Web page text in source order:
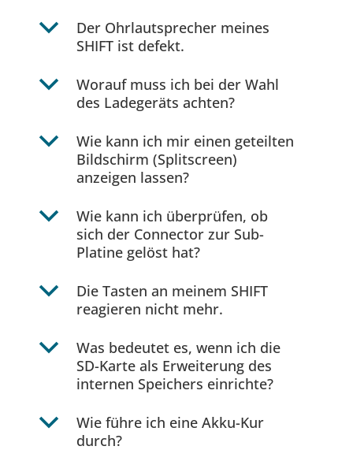
b
Der Ohrlautsprecher meines
SHIFT ist defekt.
b
Worauf muss ich bei der Wahl
des Ladegeräts achten?
b
Wie kann ich mir einen geteilten
Bildschirm (Splitscreen)
anzeigen lassen?
b
Wie kann ich überprüfen, ob
sich der Connector zur Sub-
Platine gelöst hat?
b
Die Tasten an meinem SHIFT
reagieren nicht mehr.
b
Was bedeutet es, wenn ich die
SD-Karte als Erweiterung des
internen Speichers einrichte?
b
Wie führe ich eine Akku-Kur
durch?